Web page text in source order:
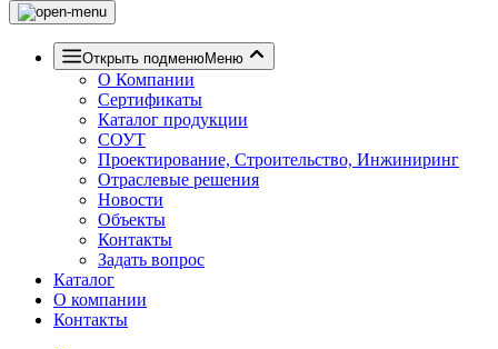
Открыть подменюМеню
О Компании
Сертификаты
Каталог продукции
СОУТ
Проектирование, Строительство, Инжиниринг
Отраслевые решения
Новости
Объекты
Контакты
Задать вопрос
Каталог
О компании
Контакты